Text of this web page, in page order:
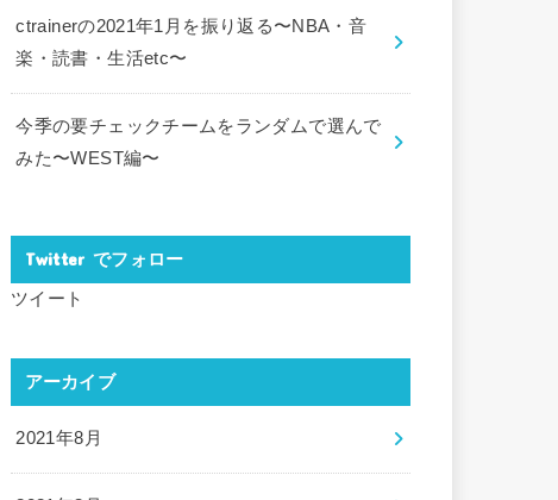
ctrainerの2021年1月を振り返る〜NBA・音
楽・読書・生活etc〜
今季の要チェックチームをランダムで選んで
みた〜WEST編〜
Twitter でフォロー
ツイート
アーカイブ
2021年8月